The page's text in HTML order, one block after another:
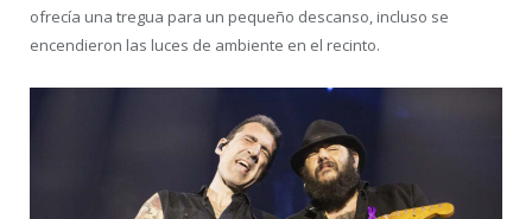
ofrecía una tregua para un pequeño descanso, incluso se
encendieron las luces de ambiente en el recinto.